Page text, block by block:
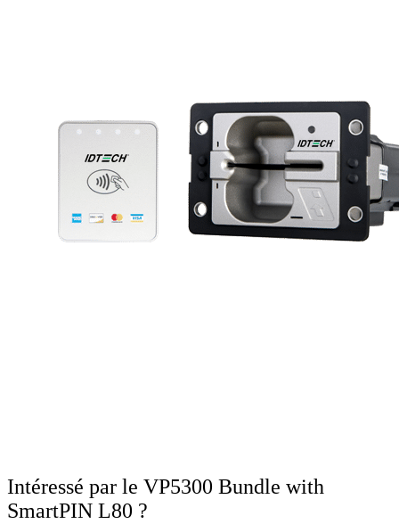
Intéressé par le VP5300 Bundle with
SmartPIN L80 ?